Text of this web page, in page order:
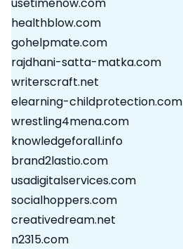
usetimenow.com
healthblow.com
gohelpmate.com
rajdhani-satta-matka.com
writerscraft.net
elearning-childprotection.com
wrestling4mena.com
knowledgeforall.info
brand2lastio.com
usadigitalservices.com
socialhoppers.com
creativedream.net
n2315.com